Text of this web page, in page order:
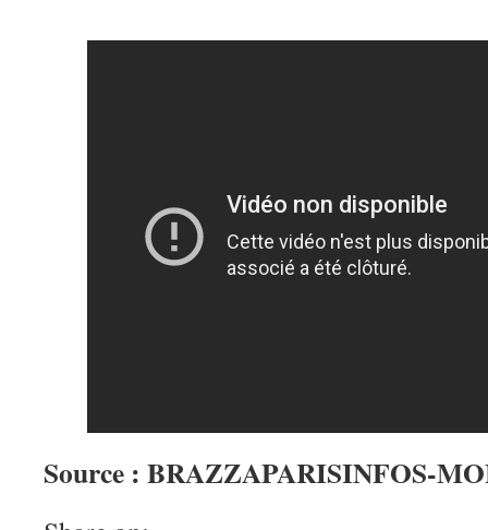
Source : BRAZZAPARISINFOS-